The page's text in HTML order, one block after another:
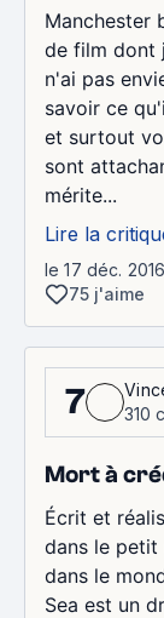
Manchester
de film dont
n'ai pas
savoir ce
et surtout
sont
mérite...
Lire la
le 17 déc. 2016
75 j'aime
7
310
Mort à
Écrit et
dans le petit
dans le
Sea est un